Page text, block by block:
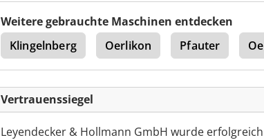
Weitere gebrauchte Maschinen entdecken
Klingelnberg
Oerlikon Pfauter
Vertrauenssiegel
Leyendecker & Hollmann GmbH wurde